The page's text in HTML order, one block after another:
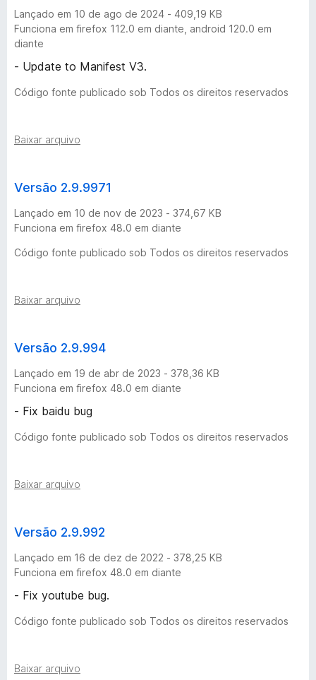
Lançado em 10 de ago de 2024 - 409,19 KB
Funciona em firefox 112.0 em diante, android 120.0 em
diante
- Update to Manifest V3.
Código fonte publicado sob Todos os direitos reservados
Baixar arquivo
Versão 2.9.9971
Lançado em 10 de nov de 2023 - 374,67 KB
Funciona em firefox 48.0 em diante
Código fonte publicado sob Todos os direitos reservados
Baixar arquivo
Versão 2.9.994
Lançado em 19 de abr de 2023 - 378,36 KB
Funciona em firefox 48.0 em diante
- Fix baidu bug
Código fonte publicado sob Todos os direitos reservados
Baixar arquivo
Versão 2.9.992
Lançado em 16 de dez de 2022 - 378,25 KB
Funciona em firefox 48.0 em diante
- Fix youtube bug.
Código fonte publicado sob Todos os direitos reservados
Baixar arquivo